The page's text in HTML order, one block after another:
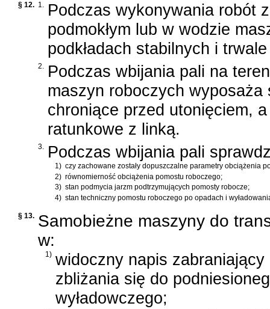
§ 12. 1. Podczas wykonywania robót
podmokłym lub w wodzie
podkładach stabilnych i
2. Podczas wbijania pali na
maszyn roboczych
chroniące przed utonięciem,
ratunkowe z linką.
3. Podczas wbijania pali
1) czy zachowane zostały dopuszczalne parametry obciążenia
2) równomierność obciążenia pomostu roboczego;
3) stan podmycia jarzm podtrzymujących pomosty robocze;
4) stan techniczny pomostu roboczego po opadach i
§ 13. Samobieżne maszyny do
w:
1) widoczny napis zabraniający
zbliżania się do
wyładowczego;